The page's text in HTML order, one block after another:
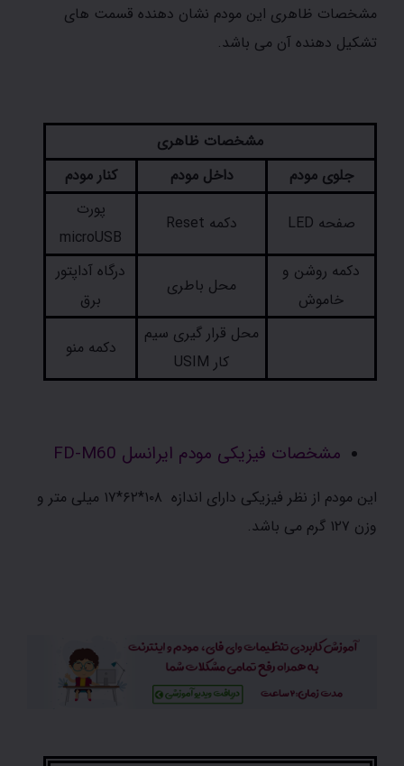
مشخصات ظاهری این مودم نشان دهنده قسمت های
تشکیل دهنده آن می باشد.
مشخصات ظاهری
جلوی مودم
داخل مودم کنار مودم
صفحه LED دکمه Reset
پورت
microUSB
دکمه روشن و
خاموش
محل باطری
درگاه آداپتور
برق
محل قرار گیری سیم
کار USIM
دکمه منو
مشخصات فیزیکی مودم ایرانسل FD-M60
این مودم از نظر فیزیکی دارای اندازه ۱۰۸*۶۲*۱۷ میلی متر و
وزن ۱۲۷ گرم می باشد.